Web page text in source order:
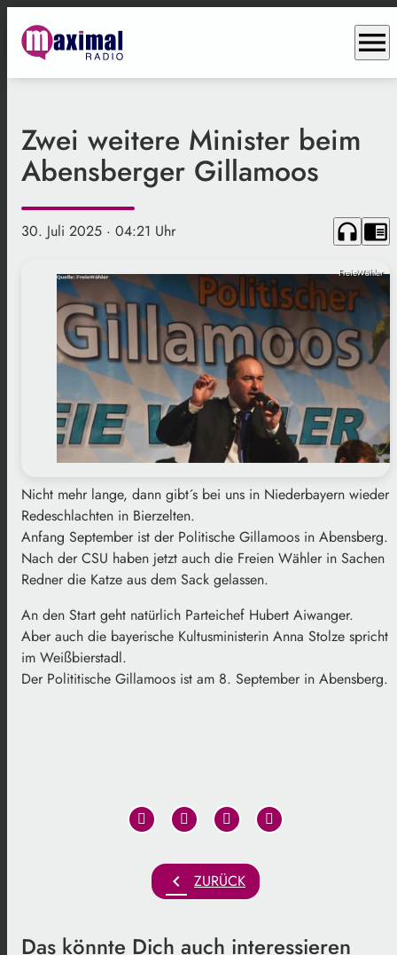
menu
Zwei weitere Minister beim
Abensberger Gillamoos
30. Juli 2025 · 04:21 Uhr headphones chrome_reader_mode
FreieWähler
Nicht mehr lange, dann gibt´s bei uns in Niederbayern wieder
Redeschlachten in Bierzelten.
Anfang September ist der Politische Gillamoos in Abensberg.
Nach der CSU haben jetzt auch die Freien Wähler in Sachen
Redner die Katze aus dem Sack gelassen.
An den Start geht natürlich Parteichef Hubert Aiwanger.
Aber auch die bayerische Kultusministerin Anna Stolze spricht
im Weißbierstadl.
Der Polititische Gillamoos ist am 8. September in Abensberg.
chevron_left ZURÜCK
Das könnte Dich auch interessieren